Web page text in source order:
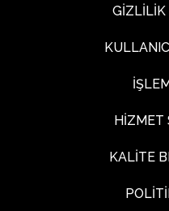
GİZLİLİK
HİZMET
KALİTE